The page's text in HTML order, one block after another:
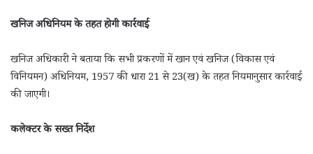
खनिज अधिनियम के तहत होगी कार्रवाई
खनिज अधिकारी ने बताया कि सभी प्रकरणों में खान एवं खनिज (विकास एवं
विनियमन) अधिनियम, 1957 की धारा 21 से 23(ख) के तहत नियमानुसार कार्रवाई
की जाएगी।
कलेक्टर के सख्त निर्देश